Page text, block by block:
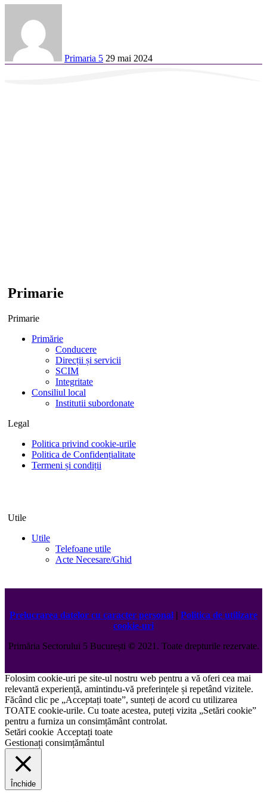
Primaria 5 29 mai 2024
Primarie
Primarie
Primărie
Conducere
Direcții și servicii
SCIM
Integritate
Consiliul local
Institutii subordonate
Legal
Politica privind cookie-urile
Politica de Confidențialitate
Termeni și condiții
Utile
Utile
Telefoane utile
Acte Necesare/Ghid
Prelucrarea datelor cu caracter personal | Politica de utilizare
cookie-uri
Primăria Sectorului 5 București ©️2021. Toate drepturile rezervate.
Folosim cookie-uri pe site-ul nostru web pentru a vă oferi cea mai
relevantă experiență, amintindu-vă preferințele și repetând vizitele.
Făcând clic pe „Acceptați toate”, sunteți de acord cu utilizarea
TOATE cookie-urile. Cu toate acestea, puteți vizita „Setări cookie”
pentru a furniza un consimțământ controlat.
Setări cookie Acceptați toate
Gestionați consimțământul
Închide